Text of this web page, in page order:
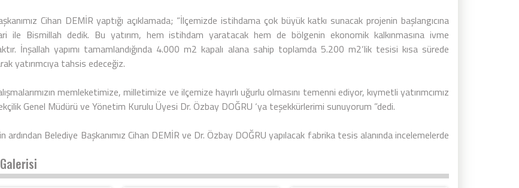
Cihan DEMİR yaptığı açıklamada; “İlçemizde istihdama çok büyük katkı sunacak projenin başlangıcına
ile Bismillah dedik. Bu yatırım, hem istihdam yaratacak hem de bölgenin ekonomik kalkınmasına ivme
İnşallah yapımı tamamlandığında 4.000 m2 kapalı alana sahip toplamda 5.200 m2‘lik tesisi kısa sürede
yatırımcıya tahsis edeceğiz.
memleketimize, milletimize ve ilçemize hayırlı uğurlu olmasını temenni ediyor, kıymetli yatırımcımız
Genel Müdürü ve Yönetim Kurulu Üyesi Dr. Özbay DOĞRU ‘ya teşekkürlerimi sunuyorum ”dedi.
ardından Belediye Başkanımız Cihan DEMİR ve Dr. Özbay DOĞRU yapılacak fabrika tesis alanında incelemelerde